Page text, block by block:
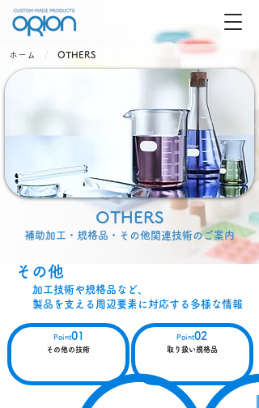
ホーム / OTHERS
OTHERS
補助加工・規格品・その他関連技術のご案内
その他
加工技術や規格品など、
​製品を支える周辺要素に対応する多様な情報
Point01
その他の技術
Point02
取り扱い規格品